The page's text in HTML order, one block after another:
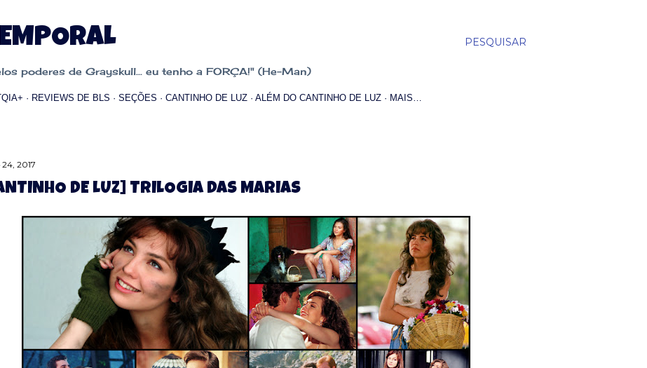
PESQUISAR
poderes de Grayskull... eu tenho a FORÇA!" (He-Man)
REVIEWS DE BLS SEÇÕES CANTINHO DE LUZ ALÉM DO CANTINHO DE LUZ MAIS…
2017
DE LUZ] TRILOGIA DAS MARIAS